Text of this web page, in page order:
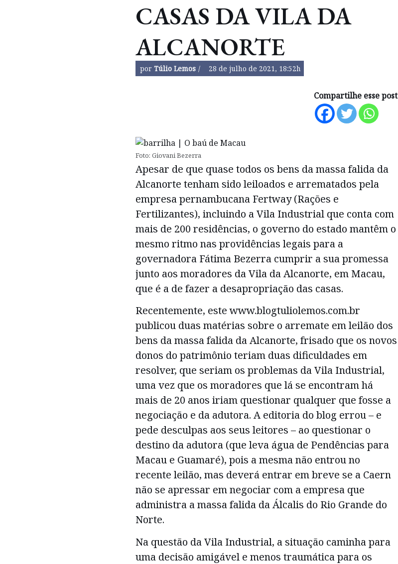
CASAS DA VILA DA
ALCANORTE
por Túlio Lemos 28 de julho de 2021, 18:52h
Compartilhe esse post
Foto: Giovani Bezerra
Apesar de que quase todos os bens da massa falida da
Alcanorte tenham sido leiloados e arrematados pela
empresa pernambucana Fertway (Rações e
Fertilizantes), incluindo a Vila Industrial que conta com
mais de 200 residências, o governo do estado mantêm o
mesmo ritmo nas providências legais para a
governadora Fátima Bezerra cumprir a sua promessa
junto aos moradores da Vila da Alcanorte, em Macau,
que é a de fazer a desapropriação das casas.
Recentemente, este www.blogtuliolemos.com.br
publicou duas matérias sobre o arremate em leilão dos
bens da massa falida da Alcanorte, frisado que os novos
donos do patrimônio teriam duas dificuldades em
resolver, que seriam os problemas da Vila Industrial,
uma vez que os moradores que lá se encontram há
mais de 20 anos iriam questionar qualquer que fosse a
negociação e da adutora. A editoria do blog errou – e
pede desculpas aos seus leitores – ao questionar o
destino da adutora (que leva água de Pendências para
Macau e Guamaré), pois a mesma não entrou no
recente leilão, mas deverá entrar em breve se a Caern
não se apressar em negociar com a empresa que
administra a massa falida da Álcalis do Rio Grande do
Norte.
Na questão da Vila Industrial, a situação caminha para
uma decisão amigável e menos traumática para os